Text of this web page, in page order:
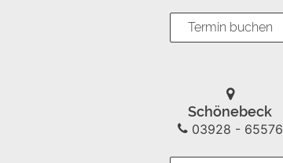
Termin buchen
Schönebeck
03928 - 65576